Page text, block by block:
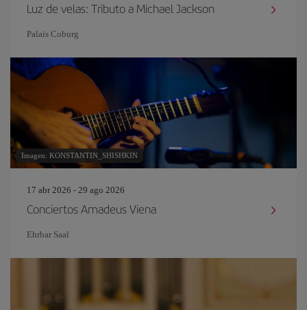
Luz de velas: Tributo a Michael Jackson
Palais Coburg
Imagen: KONSTANTIN_SHISHKIN
17 abr 2026 - 29 ago 2026
Conciertos Amadeus Viena
Ehrbar Saal